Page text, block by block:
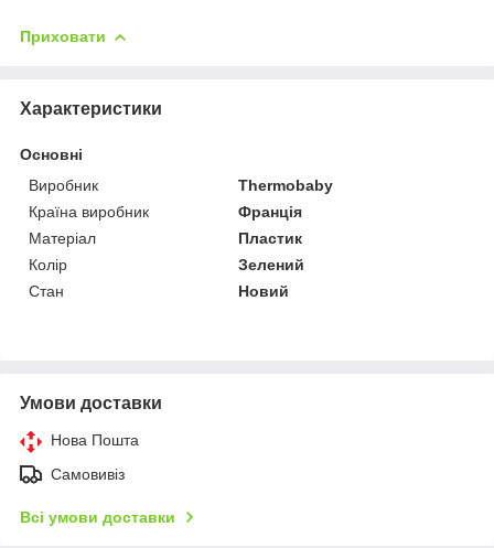
Приховати
Характеристики
Основні
Виробник
Thermobaby
Країна виробник
Франція
Матеріал
Пластик
Колір
Зелений
Стан
Новий
Умови доставки
Нова Пошта
Самовивіз
Всі умови доставки